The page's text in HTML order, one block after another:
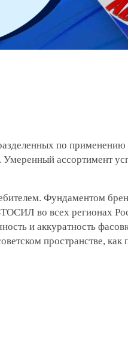
по
ассортимент
Фундаментом
во всех регионах
и аккуратность
пространстве,